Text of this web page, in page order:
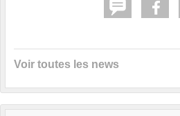
Voir toutes les news